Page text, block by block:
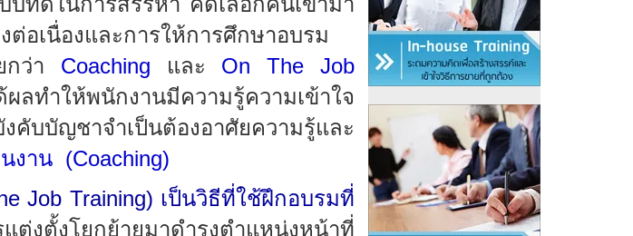
อเนื่องและการให้การศึกษาอบรม
กว่า Coaching และ On The Job
ลทำให้พนักงานมีความรู้ความเข้าใจ
บัญชาจำเป็นต้องอาศัยความรู้และ
งาน (Coaching)
Job Training) เป็นวิธีที่ใช้ฝึกอบรมที่
ต่งตั้งโยกย้ายมาดำรงตำแหน่งหน้าที่